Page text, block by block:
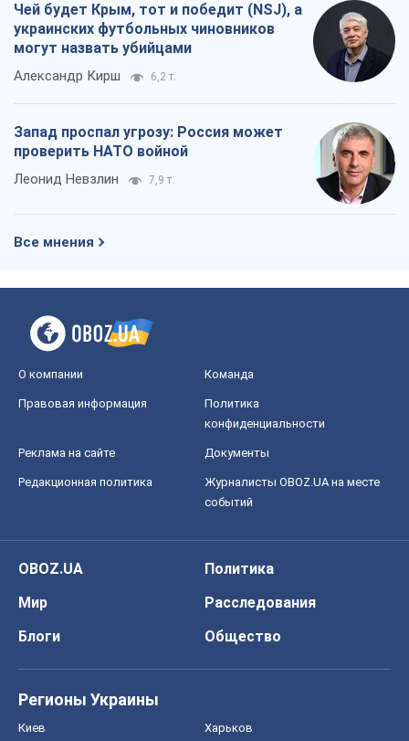
Чей будет Крым, тот и победит (NSJ), а
украинских футбольных чиновников
могут назвать убийцами
Александр Кирш 6,2 т.
Запад проспал угрозу: Россия может
проверить НАТО войной
Леонид Невзлин 7,9 т.
Все мнения
О компании Команда
Правовая информация
Политика
конфиденциальности
Реклама на сайте Документы
Редакционная политика
Журналисты OBOZ.UA на месте
событий
OBOZ.UA
Политика
Мир
Расследования
Блоги
Общество
Регионы Украины
Киев Харьков